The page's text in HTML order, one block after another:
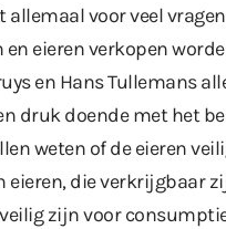
allemaal voor veel
eieren verkopen
en Hans Tullemans
druk doende met het
weten of de eieren
eieren, die verkrijgbaar
zijn voor